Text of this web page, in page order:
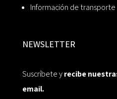
Información de transporte
NEWSLETTER
Suscríbete yrecibe
email.